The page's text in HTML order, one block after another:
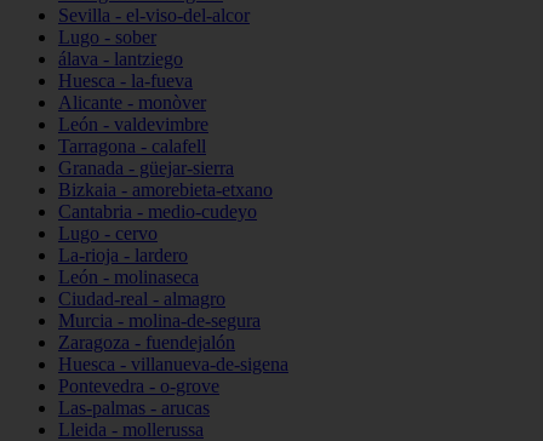
Sevilla - el-viso-del-alcor
Lugo - sober
álava - lantziego
Huesca - la-fueva
Alicante - monòver
León - valdevimbre
Tarragona - calafell
Granada - güejar-sierra
Bizkaia - amorebieta-etxano
Cantabria - medio-cudeyo
Lugo - cervo
La-rioja - lardero
León - molinaseca
Ciudad-real - almagro
Murcia - molina-de-segura
Zaragoza - fuendejalón
Huesca - villanueva-de-sigena
Pontevedra - o-grove
Las-palmas - arucas
Lleida - mollerussa